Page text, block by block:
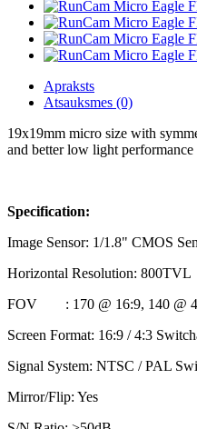
Apraksts
Atsauksmes (0)
19x19mm micro size with
and better low light
Specification:
Image Sensor: 1/1.8" CMOS
Horizontal Resolution: 800TVL
FOV
: 170 @ 16:9, 140 @
Screen Format: 16:9 / 4:3
Signal System: NTSC / PAL
Mirror/Flip: Yes